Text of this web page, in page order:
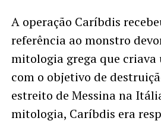
A operação Caríbdis
referência ao monstro
mitologia grega que
com o objetivo de
estreito de Messina na
mitologia, Caríbdis era